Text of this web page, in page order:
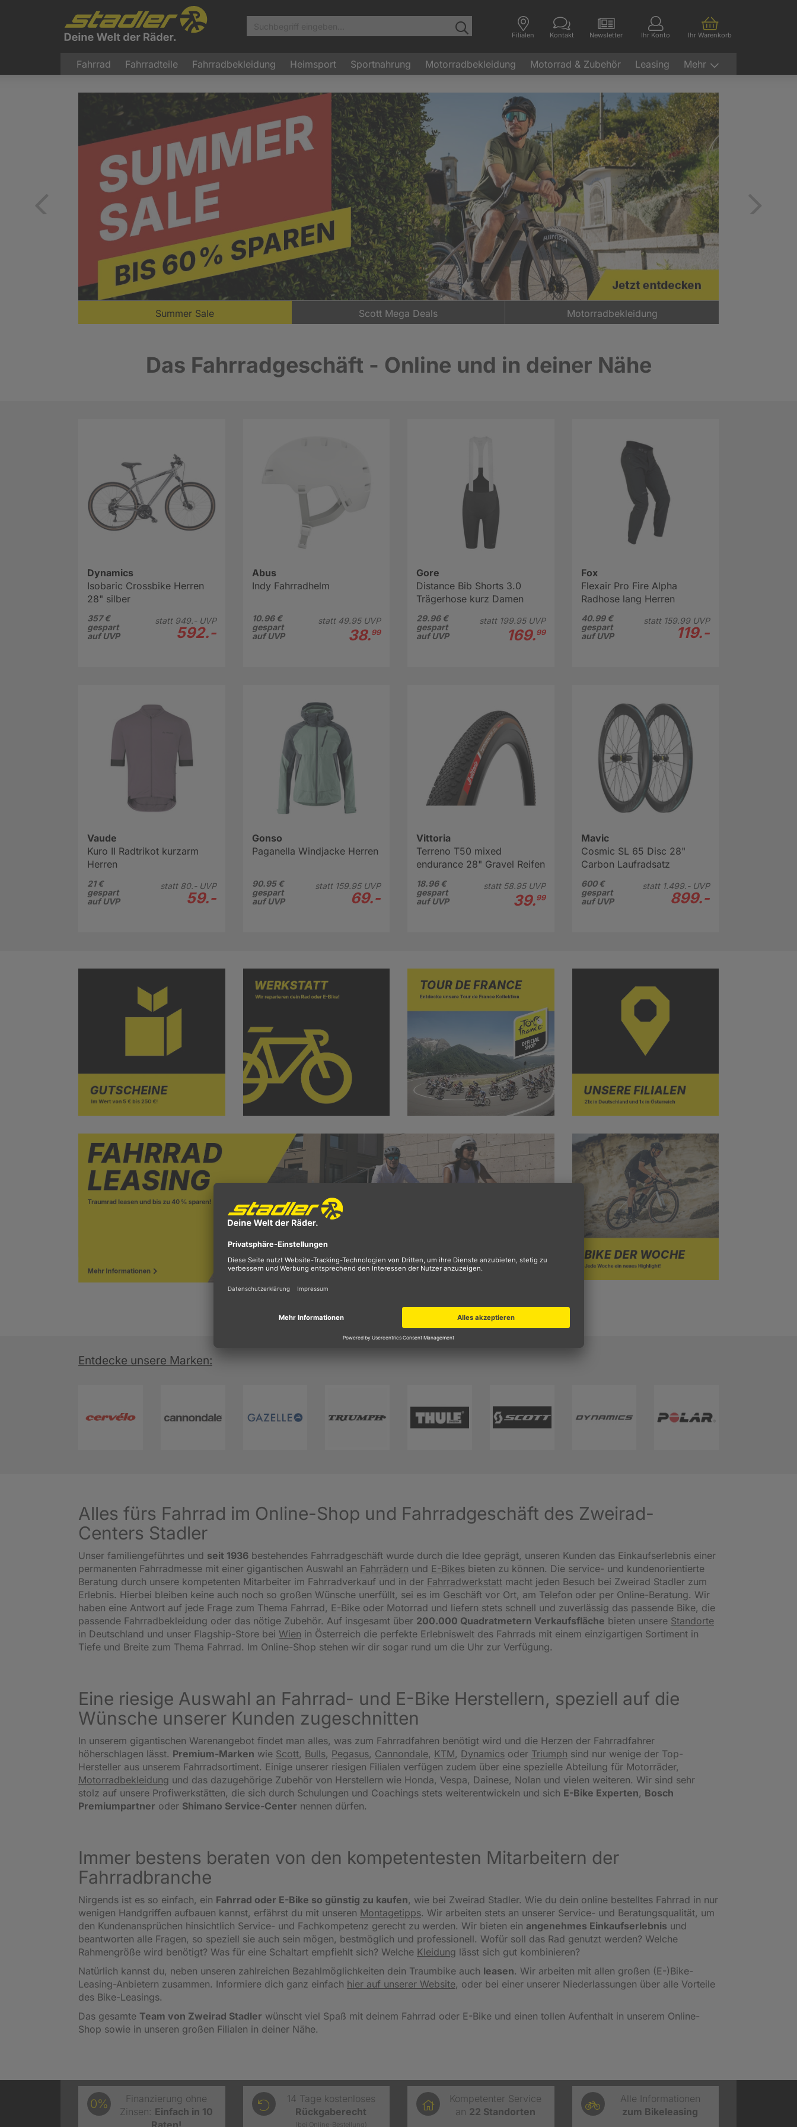
Filialen Kontakt Newsletter Ihr Konto Ihr Warenkorb
Fahrrad Fahrradteile Fahrradbekleidung Heimsport Sportnahrung Motorradbekleidung Motorrad & Zubehör Leasing Mehr
Summer Sale Scott Mega Deals Motorradbekleidung
Das Fahrradgeschäft - Online und in deiner Nähe
Dynamics
Isobaric Crossbike Herren
28" silber
357 €
gespart
auf UVP
statt 949.-UVP
592.-
Abus
Indy Fahrradhelm
10.96 €
gespart
auf UVP
statt 49.95UVP
38.99
Gore
Distance Bib Shorts 3.0
Trägerhose kurz Damen
29.96 €
gespart
auf UVP
statt 199.95UVP
169.99
Fox
Flexair Pro Fire Alpha
Radhose lang Herren
40.99 €
gespart
auf UVP
statt 159.99UVP
119.-
Vaude
Kuro II Radtrikot kurzarm
Herren
21 €
gespart
auf UVP
statt 80.-UVP
59.-
Gonso
Paganella Windjacke Herren
90.95 €
gespart
auf UVP
statt 159.95UVP
69.-
Vittoria
Terreno T50 mixed
endurance 28" Gravel Reifen
18.96 €
gespart
auf UVP
statt 58.95UVP
39.99
Mavic
Cosmic SL 65 Disc 28"
Carbon Laufradsatz
600 €
gespart
auf UVP
statt 1.499.-UVP
899.-
Entdecke unsere Marken:
Alles fürs Fahrrad im Online-Shop und Fahrradgeschäft des Zweirad-
Centers Stadler
Unser familiengeführtes und seit 1936 bestehendes Fahrradgeschäft wurde durch die Idee geprägt, unseren Kunden das Einkaufserlebnis einer
permanenten Fahrradmesse mit einer gigantischen Auswahl an Fahrrädern und E-Bikes bieten zu können. Die service- und kundenorientierte
Beratung durch unsere kompetenten Mitarbeiter im Fahrradverkauf und in der Fahrradwerkstatt macht jeden Besuch bei Zweirad Stadler zum
Erlebnis. Hierbei bleiben keine auch noch so großen Wünsche unerfüllt, sei es im Geschäft vor Ort, am Telefon oder per Online-Beratung. Wir
haben eine Antwort auf jede Frage zum Thema Fahrrad, E-Bike oder Motorrad und liefern stets schnell und zuverlässig das passende Bike, die
passende Fahrradbekleidung oder das nötige Zubehör. Auf insgesamt über 200.000 Quadratmetern Verkaufsfläche bieten unsere Standorte
in Deutschland und unser Flagship-Store bei Wien in Österreich die perfekte Erlebniswelt des Fahrrads mit einem einzigartigen Sortiment in
Tiefe und Breite zum Thema Fahrrad. Im Online-Shop stehen wir dir sogar rund um die Uhr zur Verfügung.
Eine riesige Auswahl an Fahrrad- und E-Bike Herstellern, speziell auf die
Wünsche unserer Kunden zugeschnitten
In unserem gigantischen Warenangebot findet man alles, was zum Fahrradfahren benötigt wird und die Herzen der Fahrradfahrer
höherschlagen lässt. Premium-Marken wie Scott, Bulls, Pegasus, Cannondale, KTM, Dynamics oder Triumph sind nur wenige der Top-
Hersteller aus unserem Fahrradsortiment. Einige unserer riesigen Filialen verfügen zudem über eine spezielle Abteilung für Motorräder,
Motorradbekleidung und das dazugehörige Zubehör von Herstellern wie Honda, Vespa, Dainese, Nolan und vielen weiteren. Wir sind sehr
stolz auf unsere Profiwerkstätten, die sich durch Schulungen und Coachings stets weiterentwickeln und sich E-Bike Experten, Bosch
Premiumpartner oder Shimano Service-Center nennen dürfen.
Immer bestens beraten von den kompetentesten Mitarbeitern der
Fahrradbranche
Nirgends ist es so einfach, ein Fahrrad oder E-Bike so günstig zu kaufen, wie bei Zweirad Stadler. Wie du dein online bestelltes Fahrrad in nur
wenigen Handgriffen aufbauen kannst, erfährst du mit unseren Montagetipps. Wir arbeiten stets an unserer Service- und Beratungsqualität, um
den Kundenansprüchen hinsichtlich Service- und Fachkompetenz gerecht zu werden. Wir bieten ein angenehmes Einkaufserlebnis und
beantworten alle Fragen, so speziell sie auch sein mögen, bestmöglich und professionell. Wofür soll das Rad genutzt werden? Welche
Rahmengröße wird benötigt? Was für eine Schaltart empfiehlt sich? Welche Kleidung lässt sich gut kombinieren?
Natürlich kannst du, neben unseren zahlreichen Bezahlmöglichkeiten dein Traumbike auch leasen. Wir arbeiten mit allen großen (E-)Bike-
Leasing-Anbietern zusammen. Informiere dich ganz einfach hier auf unserer Website, oder bei einer unserer Niederlassungen über alle Vorteile
des Bike-Leasings.
Das gesamte Team von Zweirad Stadler wünscht viel Spaß mit deinem Fahrrad oder E-Bike und einen tollen Aufenthalt in unserem Online-
Shop sowie in unseren großen Filialen in deiner Nähe.
0%
Finanzierung ohne
Zinsen: Einfach in 10
Raten!
14 Tage kostenloses
Rückgaberecht
(bei Online-Bestellung)
Kompetenter Service
an 22 Standorten
Alle Informationen
zum Bikeleasing